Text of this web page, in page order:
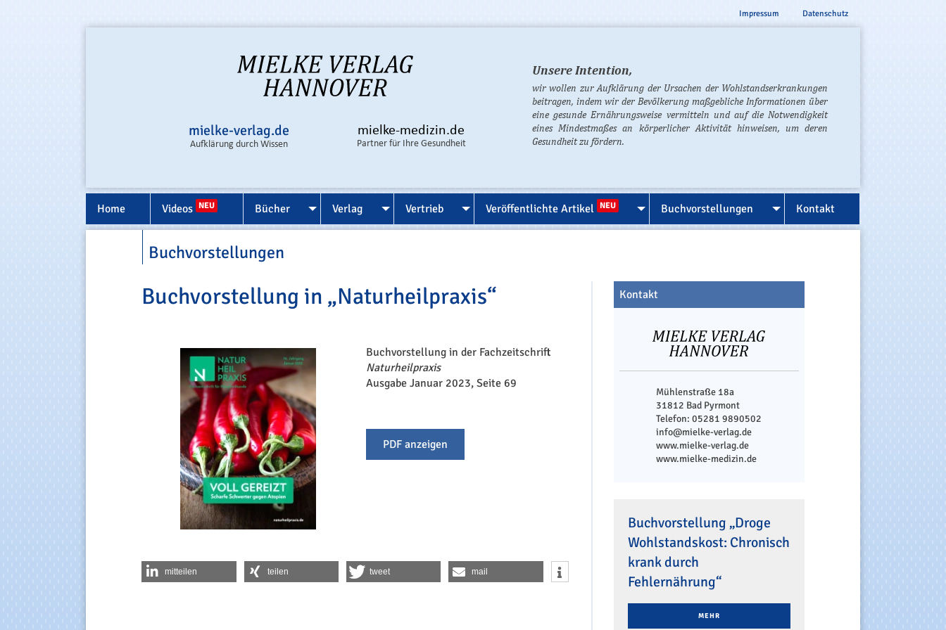
Impressum Datenschutz
mielke-verlag.de
Aufklärung durch Wissen
mielke-medizin.de
Partner für Ihre Gesundheit
Unsere Intention,
wir wollen zur Aufklärung der Ursachen der Wohlstandserkrankungen
beitragen, indem wir der Bevölkerung maßgebliche Informationen über
eine gesunde Ernährungsweise vermitteln und auf die Notwendigkeit
eines Mindestmaßes an körperlicher Aktivität hinweisen, um deren
Gesundheit zu fördern.
Home Videos NEU Bücher Verlag Vertrieb Veröffentlichte Artikel NEU Buchvorstellungen Kontakt
Buchvorstellungen
Buchvorstellung in „Naturheilpraxis“
Buchvorstellung in der Fachzeitschrift
Naturheilpraxis
Ausgabe Januar 2023, Seite 69
PDF anzeigen
mitteilen teilen tweet mail
Kontakt
Mühlenstraße 18a
31812 Bad Pyrmont
Telefon: 05281 9890502
info@mielke-verlag.de
www.mielke-verlag.de
www.mielke-medizin.de
Buchvorstellung „Droge
Wohlstandskost: Chronisch
krank durch
Fehlernährung“
MEHR